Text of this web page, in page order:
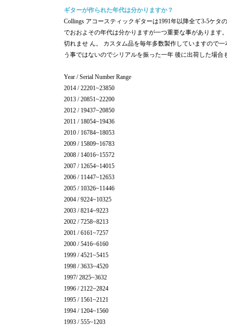
ギターが作られた年代は分かりますか？
Collings アコースティックギターは1991年以降全て3-5ケ
でおおよその年代は分かりますが一つ重要な事があります
切れませ ん。 カスタム品を毎年多数製作していますので
う事ではないのでシリアルを振った一年 後に出荷した場
Year / Serial Number Range
2014 / 22201~23850
2013 / 20851~22200
2012 / 19437~20850
2011 / 18054~19436
2010 / 16784~18053
2009 / 15809~16783
2008 / 14016~15572
2007 / 12654~14015
2006 / 11447~12653
2005 / 10326~11446
2004 / 9224~10325
2003 / 8214~9223
2002 / 7258~8213
2001 / 6161~7257
2000 / 5416~6160
1999 / 4521~5415
1998 / 3633~4520
1997/ 2825~3632
1996 / 2122~2824
1995 / 1561~2121
1994 / 1204~1560
1993 / 555~1203